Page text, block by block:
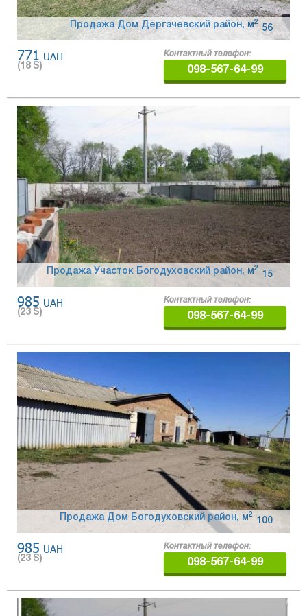
Продажа Дом Дергачевский район , 56
м 2
771 UAH
(18 $)
Контактный телефон:
098-567-64-99
Продажа Участок Богодуховский район , 15
м 2
985 UAH
(23 $)
Контактный телефон:
098-567-64-99
Продажа Дом Богодуховский район, 100
м2
985 UAH
(23 $)
Контактный телефон:
098-567-64-99